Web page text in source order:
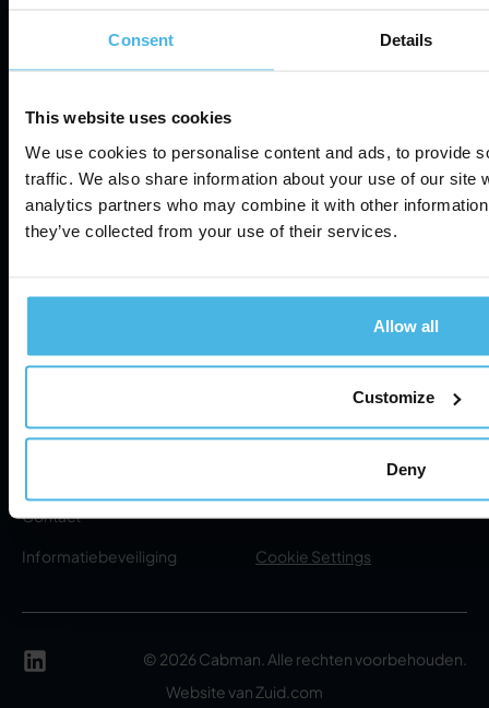
Consent Details
This website uses cookies
We use cookies to personalise content and ads, to provide
traffic. We also share information about your use of our site
analytics partners who may combine it with other
they’ve collected from your use of their services.
Allow all
Customize
Deny
CDT-wetgeving Automatische planning
Helpdesk
Rittenstaat Online
Hulp op afstand (download)
FAQ
Over
Over ons
Contact
Informatiebeveiliging
Privacybeleid
Servicevoorwaarden
Cookie Settings
© 2026Cabman. Alle rechten voorbehouden.
Website van Zuid.com